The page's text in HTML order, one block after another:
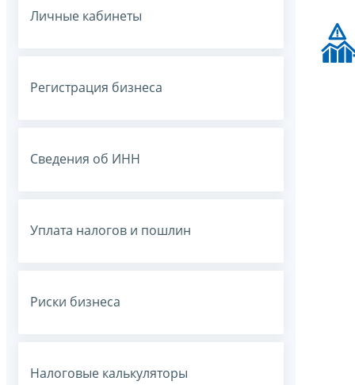
Личные кабинеты
Регистрация бизнеса
Сведения об ИНН
Уплата налогов и пошлин
Риски бизнеса
Налоговые калькуляторы